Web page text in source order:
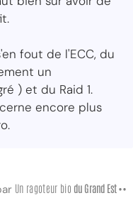
fout de l'ECC, du
un
) et du Raid 1.
encore plus
Un ragoteur bio du Grand Est ••